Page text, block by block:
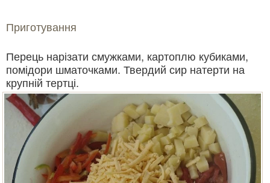
Приготування
Перець нарізати смужками, картоплю кубиками,
помідори шматочками. Твердий сир натерти на
крупній тертці.